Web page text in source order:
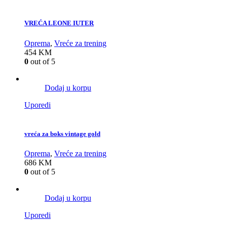
VREĆA LEONE IUTER
Oprema, Vreće za trening
454 KM
0 out of 5
Dodaj u korpu
Uporedi
vreća za boks vintage gold
Oprema, Vreće za trening
686 KM
0 out of 5
Dodaj u korpu
Uporedi